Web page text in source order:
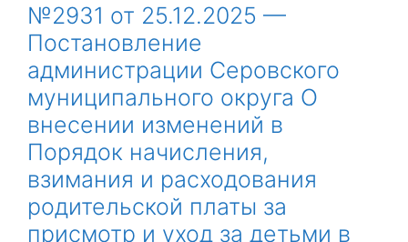
№2931 от 25.12.2025 —
Постановление
администрации Серовского
муниципального округа О
внесении изменений в
Порядок начисления,
взимания и расходования
родительской платы за
присмотр и уход за детьми в